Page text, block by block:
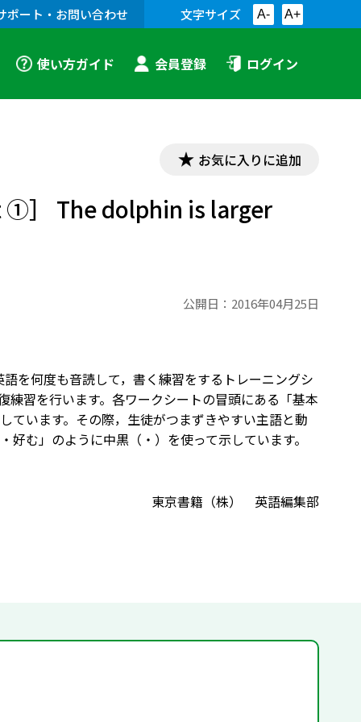
ポート・お問い合わせ 文字サイズ A- A+
使い方ガイド 会員登録 ログイン
お気に入りに追加
］ The dolphin is larger
公開日： 2016年04月25日
を何度も音読して，書く練習をするトレーニングシ
習を行います。各ワークシートの冒頭にある「基本
ています。その際，生徒がつまずきやすい主語と動
む」のように中黒（・）を使って示しています。
東京書籍（株） 英語編集部